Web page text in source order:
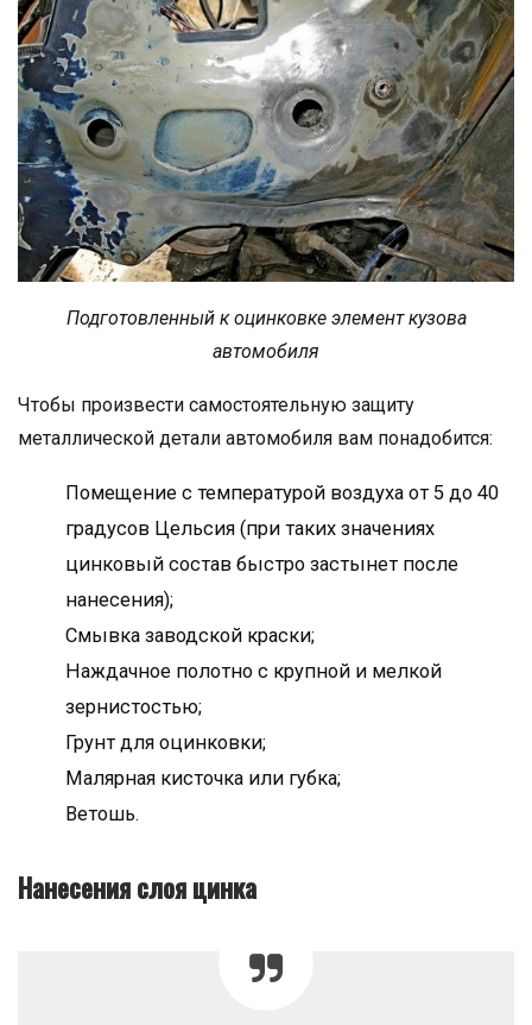
Подготовленный к оцинковке элемент кузова
автомобиля
Чтобы произвести самостоятельную защиту
металлической детали автомобиля вам понадобится:
Помещение с температурой воздуха от 5 до 40
градусов Цельсия (при таких значениях
цинковый состав быстро застынет после
нанесения);
Смывка заводской краски;
Наждачное полотно с крупной и мелкой
зернистостью;
Грунт для оцинковки;
Малярная кисточка или губка;
Ветошь.
Нанесения слоя цинка